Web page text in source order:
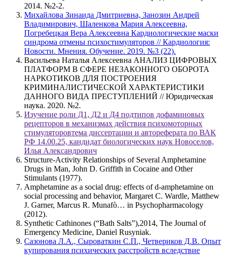
2014. №2-2.
Михайлова Зинаида Дмитриевна, Занозин Андрей
Владимирович, Шаленкова Мария Алексеевна,
Погребецкая Вера Алексеевна Кардиологические маски
синдрома отмены психостимуляторов // Кардиология:
Новости. Мнения. Обучение. 2019. №3 (22).
Васильева Наталья Алексеевна АНАЛИЗ ЦИФРОВЫХ
ПЛАТФОРМ В СФЕРЕ НЕЗАКОННОГО ОБОРОТА
НАРКОТИКОВ ДЛЯ ПОСТРОЕНИЯ
КРИМИНАЛИСТИЧЕСКОЙ ХАРАКТЕРИСТИКИ
ДАННОГО ВИДА ПРЕСТУПЛЕНИЙ // Юридическая
наука. 2020. №2.
Изучение роли Д1, Д2 и Д4 подтипов дофаминовых
рецепторов в механизмах действия психомоторных
стимуляторовтема диссертации и автореферата по ВАК
РФ 14.00.25, кандидат биологических наук Новоселов,
Илья Александрович
Structure-Activity Relationships of Several Amphetamine
Drugs in Man, John D. Griffith in Cocaine and Other
Stimulants (1977).
Amphetamine as a social drug: effects of d-amphetamine on
social processing and behavior, Margaret C. Wardle, Matthew
J. Garner, Marcus R. Munafò… in Psychopharmacology
(2012).
Synthetic Cathinones (“Bath Salts”),2014, The Journal of
Emergency Medicine, Daniel Rusyniak.
Сазонова Л.А., Сыроваткин С.П., Четвериков Д.В. Опыт
купирования психических расстройств вследствие